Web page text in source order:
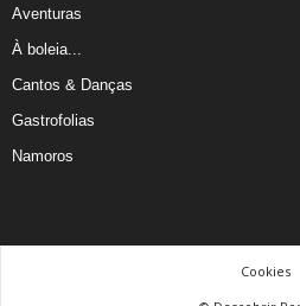
Aventuras
À boleia...
Cantos & Danças
Gastrofolias
Namoros
Cookies